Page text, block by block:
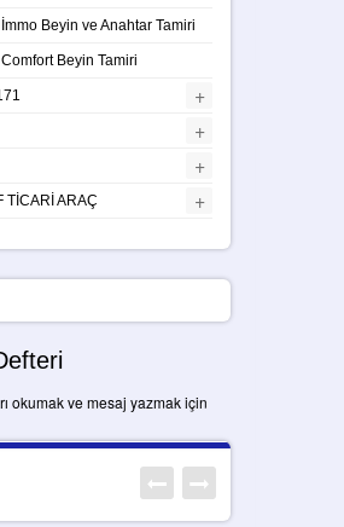
İmmo Beyin ve Anahtar Tamiri
Comfort Beyin Tamiri
+
+
+
TİCARİ ARAÇ +
okumak ve mesaj yazmak için